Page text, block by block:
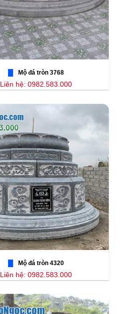
Mộ đá tròn 3768
Liên hệ: 0982.583.000
Mộ đá tròn 4320
Liên hệ: 0982.583.000